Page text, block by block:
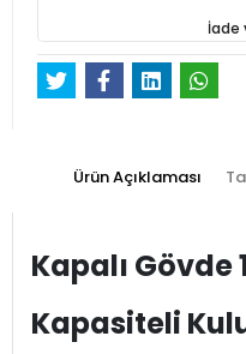
İade
Ürün Açıklaması
Kapalı Gövde
Kapasiteli